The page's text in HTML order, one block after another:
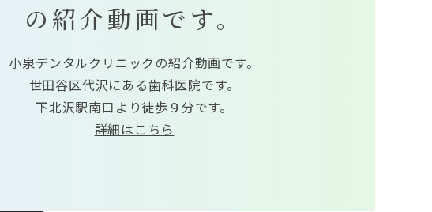
の紹介動画です。
小泉デンタルクリニックの紹介動画です。
世田谷区代沢にある歯科医院です。
下北沢駅南口より徒歩９分です。
詳細はこちら